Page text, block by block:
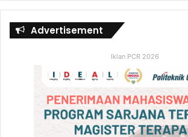
Advertisement
Iklan PCR 2026